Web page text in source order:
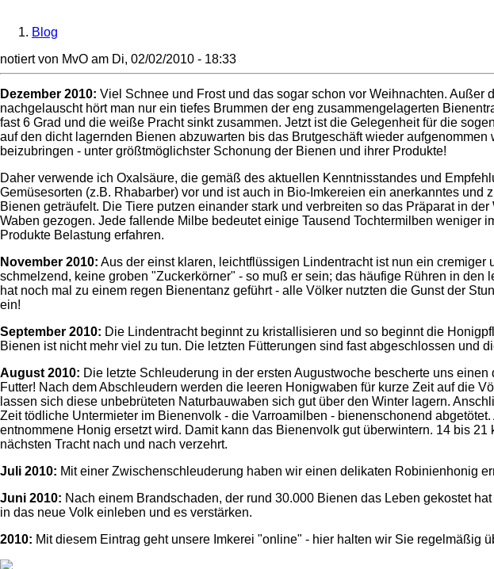
Breadcrumb
Blog
notiert von MvO am Di, 02/02/2010 - 18:33
Dezember 2010: Viel Schnee und Frost und das sogar schon vor Weihnachten.
nachgelauscht hört man nur ein tiefes Brummen der eng zusammengelagerten
fast 6 Grad und die weiße Pracht sinkt zusammen. Jetzt ist die Gelegenheit für die
auf den dicht lagernden Bienen abzuwarten bis das Brutgeschäft wieder
beizubringen - unter größtmöglichster Schonung der Bienen und ihrer Produkte!
Daher verwende ich Oxalsäure, die gemäß des aktuellen Kenntnisstandes und
Gemüsesorten (z.B. Rhabarber) vor und ist auch in Bio-Imkereien ein anerkanntes
Bienen geträufelt. Die Tiere putzen einander stark und verbreiten so das Präparat in
Waben gezogen. Jede fallende Milbe bedeutet einige Tausend Tochtermilben
Produkte Belastung erfahren.
November 2010: Aus der einst klaren, leichtflüssigen Lindentracht ist nun ein
schmelzend, keine groben "Zuckerkörner" - so muß er sein; das häufige Rühren in
hat noch mal zu einem regen Bienentanz geführt - alle Völker nutzten die Gunst der
ein!
September 2010: Die Lindentracht beginnt zu kristallisieren und so beginnt die
Bienen ist nicht mehr viel zu tun. Die letzten Fütterungen sind fast abgeschlossen und
August 2010: Die letzte Schleuderung in der ersten Augustwoche bescherte uns
Futter! Nach dem Abschleudern werden die leeren Honigwaben für kurze Zeit auf die
lassen sich diese unbebrüteten Naturbauwaben sich gut über den Winter lagern.
Zeit tödliche Untermieter im Bienenvolk - die Varroamilben - bienenschonend
entnommene Honig ersetzt wird. Damit kann das Bienenvolk gut überwintern. 14 bis
nächsten Tracht nach und nach verzehrt.
Juli 2010: Mit einer Zwischenschleuderung haben wir einen delikaten Robinienhonig
Juni 2010: Nach einem Brandschaden, der rund 30.000 Bienen das Leben gekostet
in das neue Volk einleben und es verstärken.
2010: Mit diesem Eintrag geht unsere Imkerei "online" - hier halten wir Sie regelmäßig